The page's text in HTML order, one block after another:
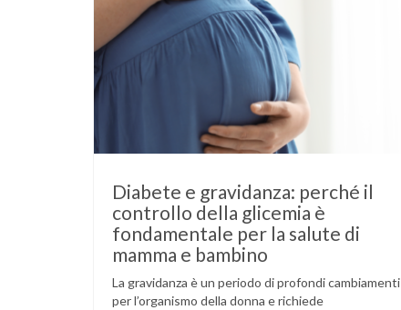
Diabete e gravidanza: perché il
controllo della glicemia è
fondamentale per la salute di
mamma e bambino
La gravidanza è un periodo di profondi cambiamenti
per l’organismo della donna e richiede